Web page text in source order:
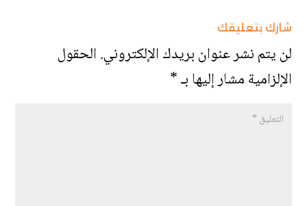
شارك بتعليقك
لن يتم نشر عنوان بريدك الإلكتروني.الحقول
الإلزامية مشار إليها بـ*